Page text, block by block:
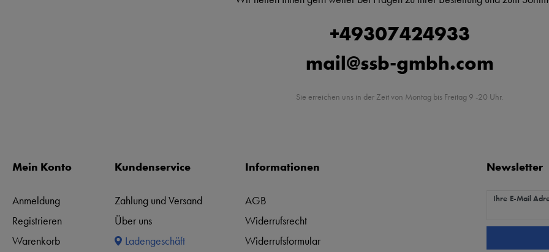
+49307424933
mail@ssb-gmbh.com
Sie erreichen uns in der Zeit von Montag bis Freitag 9 -20 Uhr.
Mein Konto
Anmeldung
Registrieren
Warenkorb
Kundenservice
Zahlung und Versand
Über uns
Ladengeschäft
Informationen
AGB
Widerrufsrecht
Widerrufsformular
Newsletter
Ihre E-Mail
Newsletter